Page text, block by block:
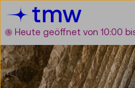
Zum Inhalt
Zum Hauptmenü
Zur Suche
Zur Zielgruppennavigation
Heute geöffnet von 10:00